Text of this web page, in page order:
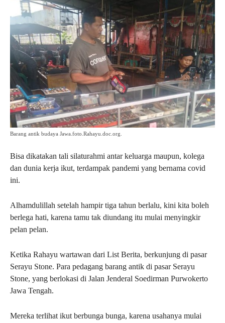
Barang antik budaya Jawa.foto.Rahayu.doc.org.
Bisa dikatakan tali silaturahmi antar keluarga maupun, kolega
dan dunia kerja ikut, terdampak pandemi yang bernama covid
ini.
Alhamdulillah setelah hampir tiga tahun berlalu, kini kita boleh
berlega hati, karena tamu tak diundang itu mulai menyingkir
pelan pelan.
Ketika Rahayu wartawan dari List Berita, berkunjung di pasar
Serayu Stone. Para pedagang barang antik di pasar Serayu
Stone, yang berlokasi di Jalan Jenderal Soedirman Purwokerto
Jawa Tengah.
Mereka terlihat ikut berbunga bunga, karena usahanya mulai